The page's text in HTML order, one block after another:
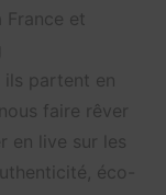
et
ils partent en
faire rêver
en live sur les
éco-